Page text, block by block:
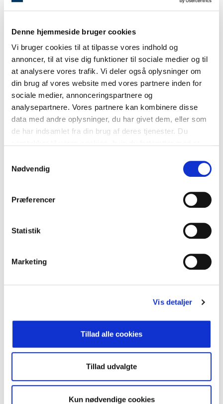
Denne hjemmeside bruger cookies
Vi bruger cookies til at tilpasse vores indhold og
annoncer, til at vise dig funktioner til sociale medier og til
at analysere vores trafik. Vi deler også oplysninger om
din brug af vores website med vores partnere inden for
sociale medier, annonceringspartnere og
analysepartnere. Vores partnere kan kombinere disse
data med andre oplysninger, du har givet dem, eller som
de har indsamlet fra din brug af deres tjenester. Du
Nødvendig
Præferencer
Statistik
Marketing
Vis detaljer
Tillad alle cookies
Tillad udvalgte
Kun nødvendige cookies
Hersby | Lemche | Kastbjerg
Projekt & Udlejning
Sandkaj 17A
2150 Nordhavn
projekt@mailreal.dk
udlejning@mailreal.dk
Tlf.:4358 2100
2150 Nordhavn
1650 København V
Nordre Frihavnsgade 77